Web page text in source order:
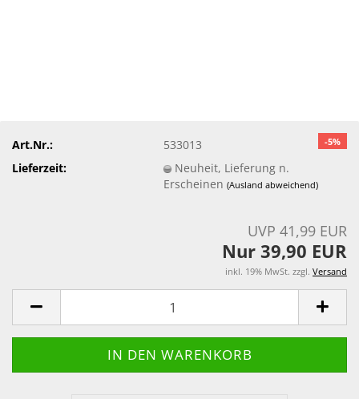
-5%
Art.Nr.:
533013
Lieferzeit:
Neuheit, Lieferung n.
Erscheinen(Ausland abweichend)
UVP 41,99 EUR
Nur 39,90 EUR
inkl. 19% MwSt. zzgl. Versand